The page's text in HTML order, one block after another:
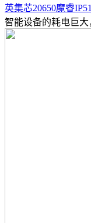
英集芯20650魔睿
智能设备的耗电巨大